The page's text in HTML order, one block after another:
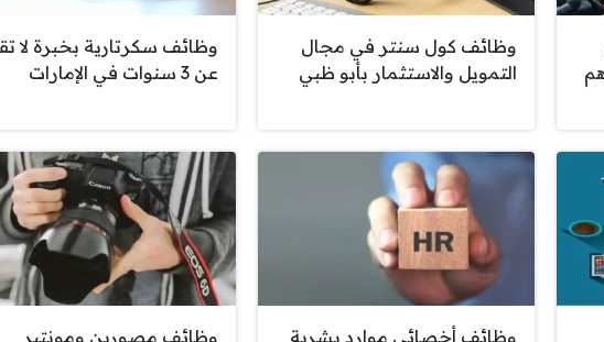
وظائف كول سنتر في مجال
التمويل والاستثمار بأبو ظبي
وظائف سكرتارية بخبرة لا
عن 3 سنوات في الإمارات
وظائف أخصائي موارد بشرية وظائف مصورين ومونتير